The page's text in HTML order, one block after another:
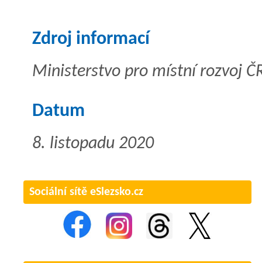
Zdroj informací
Ministerstvo pro místní rozvoj
Datum
8. listopadu 2020
Sociální sítě eSlezsko.cz